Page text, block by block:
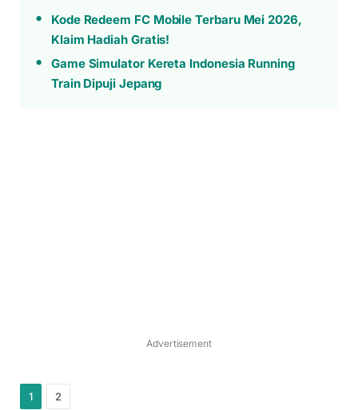
Kode Redeem FC Mobile Terbaru Mei 2026,
Klaim Hadiah Gratis!
Game Simulator Kereta Indonesia Running
Train Dipuji Jepang
Advertisement
1 2